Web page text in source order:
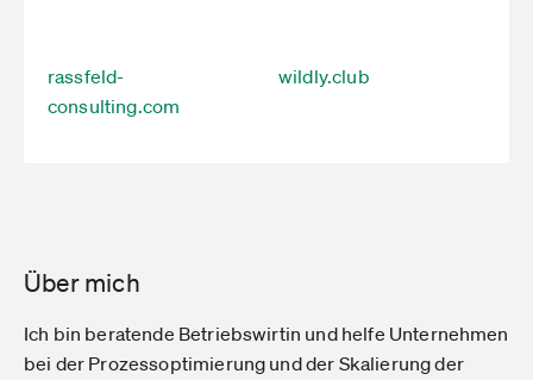
rassfeld-
consulting.com
wildly.club
Über mich
Ich bin beratende Betriebswirtin und helfe Unternehmen
bei der Prozessoptimierung und der Skalierung der